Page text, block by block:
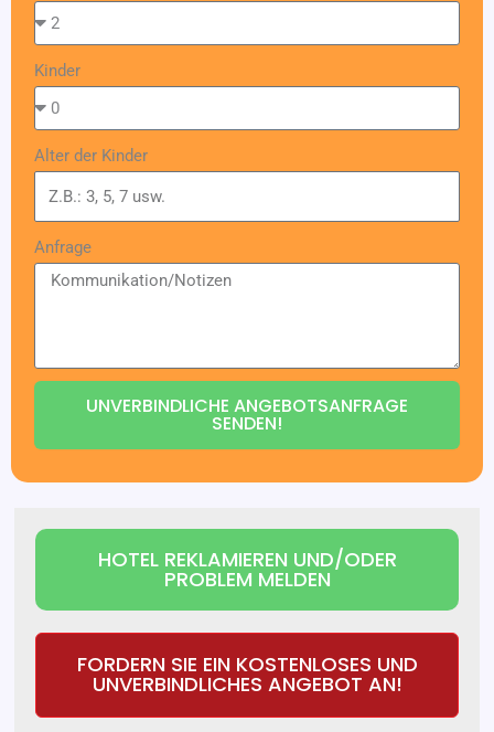
Kinder
Alter der Kinder
Anfrage
UNVERBINDLICHE ANGEBOTSANFRAGE
SENDEN!
HOTEL REKLAMIEREN UND/ODER
PROBLEM MELDEN
FORDERN SIE EIN KOSTENLOSES UND
UNVERBINDLICHES ANGEBOT AN!